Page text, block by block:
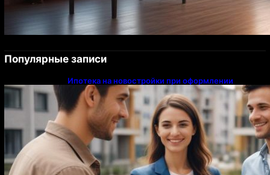
Популярные записи
Ипотека на новостройки при оформлении
напрямую у застройщика